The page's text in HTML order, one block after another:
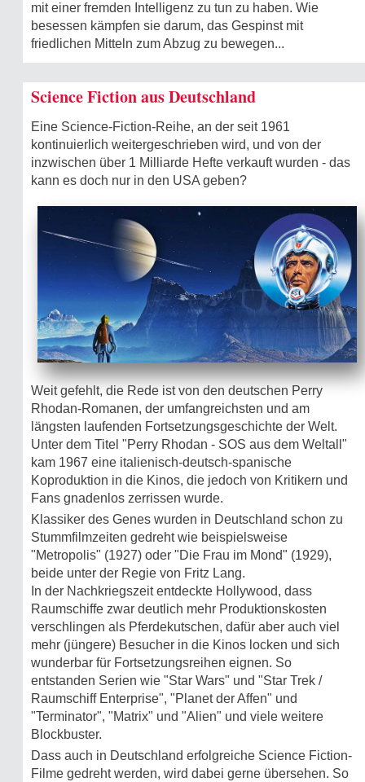
mit einer fremden Intelligenz zu tun zu haben. Wie
besessen kämpfen sie darum, das Gespinst mit
friedlichen Mitteln zum Abzug zu bewegen...
Science Fiction aus Deutschland
Eine Science-Fiction-Reihe, an der seit 1961
kontinuierlich weitergeschrieben wird, und von der
inzwischen über 1 Milliarde Hefte verkauft wurden - das
kann es doch nur in den USA geben?
Weit gefehlt, die Rede ist von den deutschen Perry
Rhodan-Romanen, der umfang­reichsten und am
längsten laufenden Fortsetzungsgeschichte der Welt.
Unter dem Titel "Perry Rhodan - SOS aus dem Weltall"
kam 1967 eine italienisch-deutsch-spanische
Koproduktion in die Kinos, die jedoch von Kritikern und
Fans gnadenlos zerrissen wurde.
Klassiker des Genes wurden in Deutschland schon zu
Stummfilmzeiten gedreht wie beispielsweise
"Metropolis" (1927) oder "Die Frau im Mond" (1929),
beide unter der Regie von Fritz Lang.
In der Nachkriegszeit entdeckte Hollywood, dass
Raumschiffe zwar deutlich mehr Produktionskosten
verschlingen als Pferdekutschen, dafür aber auch viel
mehr (jüngere) Besucher in die Kinos locken und sich
wunderbar für Fortsetzungsreihen eignen. So
entstanden Serien wie "Star Wars" und "Star Trek /
Raumschiff Enterprise", "Planet der Affen" und
"Terminator", "Matrix" und "Alien" und viele weitere
Blockbuster.
Dass auch in Deutschland erfolgreiche Science Fiction-
Filme gedreht werden, wird dabei gerne übersehen. So